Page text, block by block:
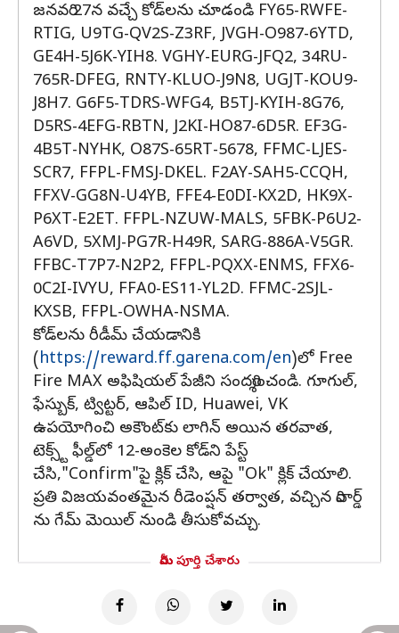
జనవరి 27న వచ్చే కోడ్‌లను చూడండి FY65-RWFE-
RTIG, U9TG-QV2S-Z3RF, JVGH-O987-6YTD,
GE4H-5J6K-YIH8. VGHY-EURG-JFQ2, 34RU-
765R-DFEG, RNTY-KLUO-J9N8, UGJT-KOU9-
J8H7. G6F5-TDRS-WFG4, B5TJ-KYIH-8G76,
D5RS-4EFG-RBTN, J2KI-HO87-6D5R. EF3G-
4B5T-NYHK, O87S-65RT-5678, FFMC-LJES-
SCR7, FFPL-FMSJ-DKEL. F2AY-SAH5-CCQH,
FFXV-GG8N-U4YB, FFE4-E0DI-KX2D, HK9X-
P6XT-E2ET. FFPL-NZUW-MALS, 5FBK-P6U2-
A6VD, 5XMJ-PG7R-H49R, SARG-886A-V5GR.
FFBC-T7P7-N2P2, FFPL-PQXX-ENMS, FFX6-
0C2I-IVYU, FFA0-ES11-YL2D. FFMC-2SJL-
KXSB, FFPL-OWHA-NSMA.
కోడ్‌లను రీడీమ్ చేయడానికి
(https://reward.ff.garena.com/en)లో Free
Fire MAX అఫిషియల్ పేజీని సందర్శించండి. గూగుల్,
ఫేస్బుక్, ట్విట్టర్, ఆపిల్ ID, Huawei, VK
ఉపయోగించి అకౌంట్‌కు లాగిన్ అయిన తరవాత,
టెక్స్ట్ ఫీల్డ్‌లో 12-అంకెల కోడ్‌ని పేస్ట్
చేసి,"Confirm"పై క్లిక్ చేసి, ఆపై "Ok" క్లిక్ చేయాలి.
ప్రతి విజయవంతమైన రీడెంప్షన్ తర్వాత, వచ్చిన రివార్డ్
ను గేమ్ మెయిల్ నుండి తీసుకోవచ్చు.
మీరు పూర్తి చేశారు